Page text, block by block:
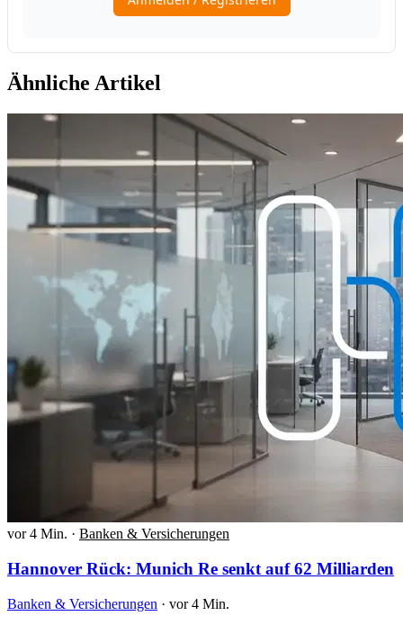
Ähnliche Artikel
vor 4 Min. · Banken & Versicherungen
Hannover Rück: Munich Re senkt auf 62 Milliarden
Banken & Versicherungen · vor 4 Min.